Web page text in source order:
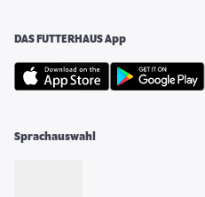
DAS FUTTERHAUS App
Sprachauswahl